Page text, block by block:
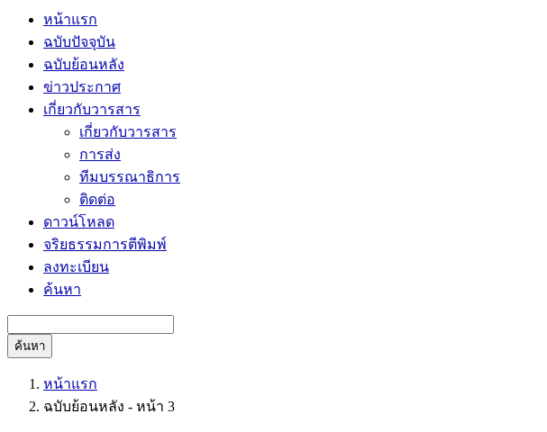
หน้าแรก
ฉบับปัจจุบัน
ฉบับย้อนหลัง
ข่าวประกาศ
เกี่ยวกับวารสาร
เกี่ยวกับวารสาร
การส่ง
ทีมบรรณาธิการ
ติดต่อ
ดาวน์โหลด
จริยธรรมการตีพิมพ์
ลงทะเบียน
ค้นหา
ค้นหา
หน้าแรก
ฉบับย้อนหลัง - หน้า 3